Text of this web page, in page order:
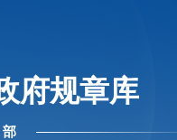
府规章库
部